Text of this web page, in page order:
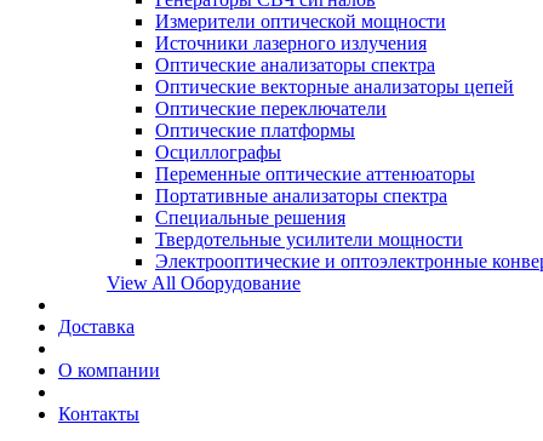
Измерители оптической мощности
Источники лазерного излучения
Оптические анализаторы спектра
Оптические векторные анализаторы цепей
Оптические переключатели
Оптические платформы
Осциллографы
Переменные оптические аттенюаторы
Портативные анализаторы спектра
Специальные решения
Твердотельные усилители мощности
Электрооптические и оптоэлектронные
View All Оборудование
Доставка
О компании
Контакты